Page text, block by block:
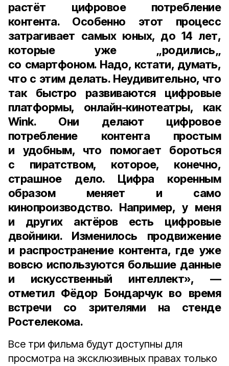
растёт цифровое потребление
контента. Особенно этот процесс
затрагивает самых юных, до 14 лет,
которые уже „родились„
со смартфоном. Надо, кстати, думать,
что с этим делать. Неудивительно, что
так быстро развиваются цифровые
платформы, онлайн-кинотеатры, как
Wink. Они делают цифровое
потребление контента простым
и удобным, что помогает бороться
с пиратством, которое, конечно,
страшное дело. Цифра коренным
образом меняет и само
кинопроизводство. Например, у меня
и других актёров есть цифровые
двойники. Изменилось продвижение
и распространение контента, где уже
вовсю используются большие данные
и искусственный интеллект», —
отметил Фёдор Бондарчук во время
встречи со зрителями на стенде
Ростелекома.
Все три фильма будут доступны для
просмотра на эксклюзивных правах только